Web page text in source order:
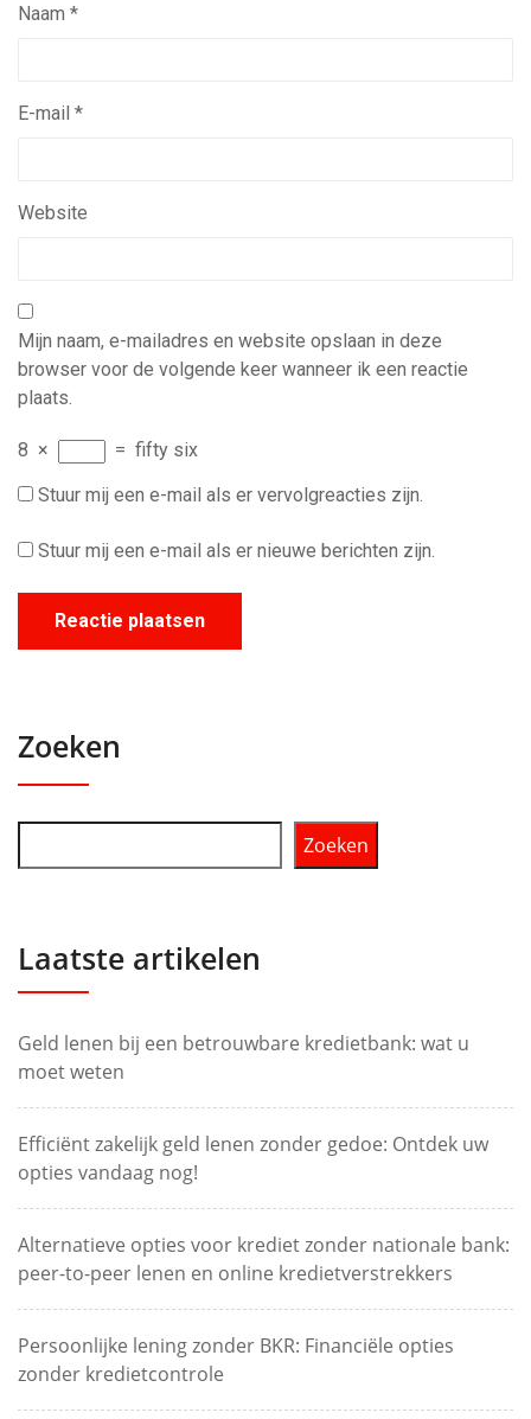
Naam *
E-mail *
Website
Mijn naam, e-mailadres en website opslaan in deze
browser voor de volgende keer wanneer ik een reactie
plaats.
8 × = fifty six
Stuur mij een e-mail als er vervolgreacties zijn.
Stuur mij een e-mail als er nieuwe berichten zijn.
Zoeken
Zoeken
Laatste artikelen
Geld lenen bij een betrouwbare kredietbank: wat u
moet weten
Efficiënt zakelijk geld lenen zonder gedoe: Ontdek uw
opties vandaag nog!
Alternatieve opties voor krediet zonder nationale bank:
peer-to-peer lenen en online kredietverstrekkers
Persoonlijke lening zonder BKR: Financiële opties
zonder kredietcontrole